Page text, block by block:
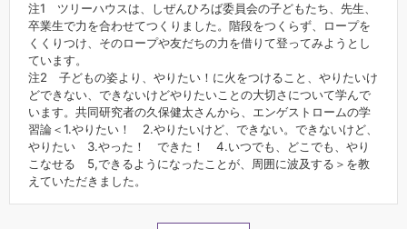
注1 ツリーハウスは、しぜんひろば委員会の子どもたち、先生、
卒業生で力を合わせてつくりました。階段をつくらず、ロープを
くくりつけ、そのロープや友だちの力を借りて登ってみようとし
ています。
注2 子どもの姿より、やりたい！に火をつけること、やりたいけ
どできない、できないけどやりたいことの大切さについて学んで
います。共同研究者の久保健太さんから、エンゲストロームの学
習論＜1.やりたい！ 2.やりたいけど、できない。できないけど、
やりたい 3.やった！ できた！ 4.いつでも、どこでも、やり
こなせる 5,できるようになったことが、周囲に波及する＞を教
えていただきました。